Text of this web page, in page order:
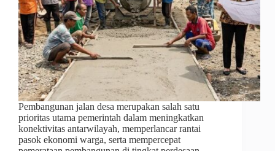
Pembangunan jalan desa merupakan salah satu
prioritas utama pemerintah dalam meningkatkan
konektivitas antarwilayah, memperlancar rantai
pasok ekonomi warga, serta mempercepat